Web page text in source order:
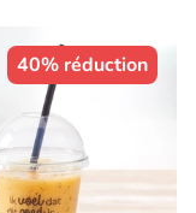
40% réduction